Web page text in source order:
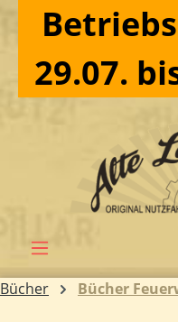
Zum Hauptinhalt
29.07.
Bücher Bücher